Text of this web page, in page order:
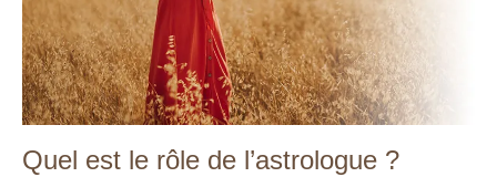
Quel est le rôle de l’astrologue ?